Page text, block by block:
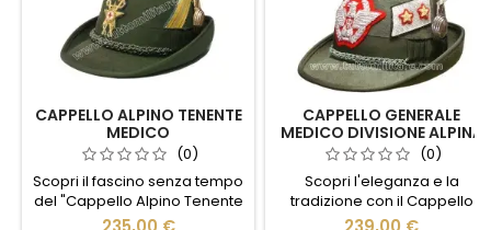
CAPPELLO ALPINO TENENTE
MEDICO
(0)
Scopri il fascino senza tempo
del "Cappello Alpino Tenente
Medico", un accessorio che
CAPPELLO GENERALE
MEDICO DIVISIONE ALPINA
(0)
Scopri l'eleganza e la
tradizione con il Cappello
Generale Medico Divisione